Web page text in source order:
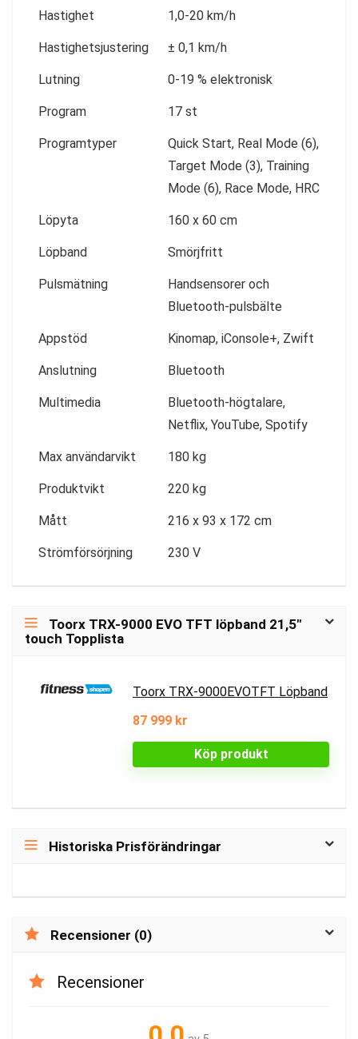
Hastighet 1,0-20 km/h
Hastighetsjustering ± 0,1 km/h
Lutning 0-19 % elektronisk
Program 17 st
Programtyper
Quick Start, Real Mode (6),
Target Mode (3), Training
Mode (6), Race Mode, HRC
Löpyta 160 x 60 cm
Löpband Smörjfritt
Pulsmätning
Handsensorer och
Bluetooth-pulsbälte
Appstöd Kinomap, iConsole+, Zwift
Anslutning Bluetooth
Multimedia
Bluetooth-högtalare,
Netflix, YouTube, Spotify
Max användarvikt 180 kg
Produktvikt 220 kg
Mått 216 x 93 x 172 cm
Strömförsörjning 230 V
Toorx TRX-9000 EVO TFT löpband 21,5″
touch Topplista
Toorx TRX-9000EVOTFT Löpband
87 999 kr
Köp produkt
Historiska Prisförändringar
Recensioner (0)
Recensioner